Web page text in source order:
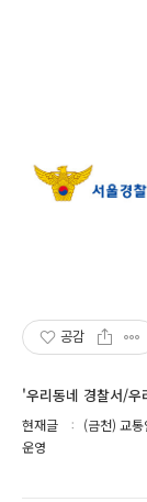
공감
'우리동네 경찰서/우
현재글
(금천) 교
운영